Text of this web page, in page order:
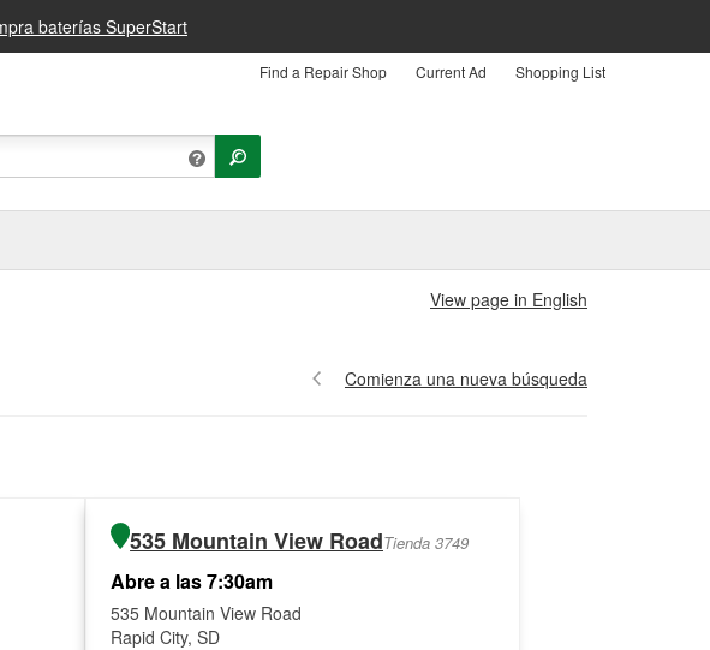
baterías SuperStart
Find a Repair Shop Current Ad Shopping List
View page in English
Comienza una nueva búsqueda
535 Mountain View RoadTienda 3749
Abre a las 7:30am
535 Mountain View Road
Rapid City, SD